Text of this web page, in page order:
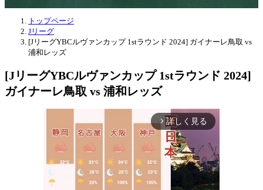
トップページ
Jリーグ
[JリーグYBCルヴァンカップ 1stラウンド 2024] ガイナーレ鳥取 vs
浦和レッズ
[JリーグYBCルヴァンカップ 1stラウンド 2024]
ガイナーレ鳥取 vs 浦和レッズ
arrow_forward_ios 詳しく見る